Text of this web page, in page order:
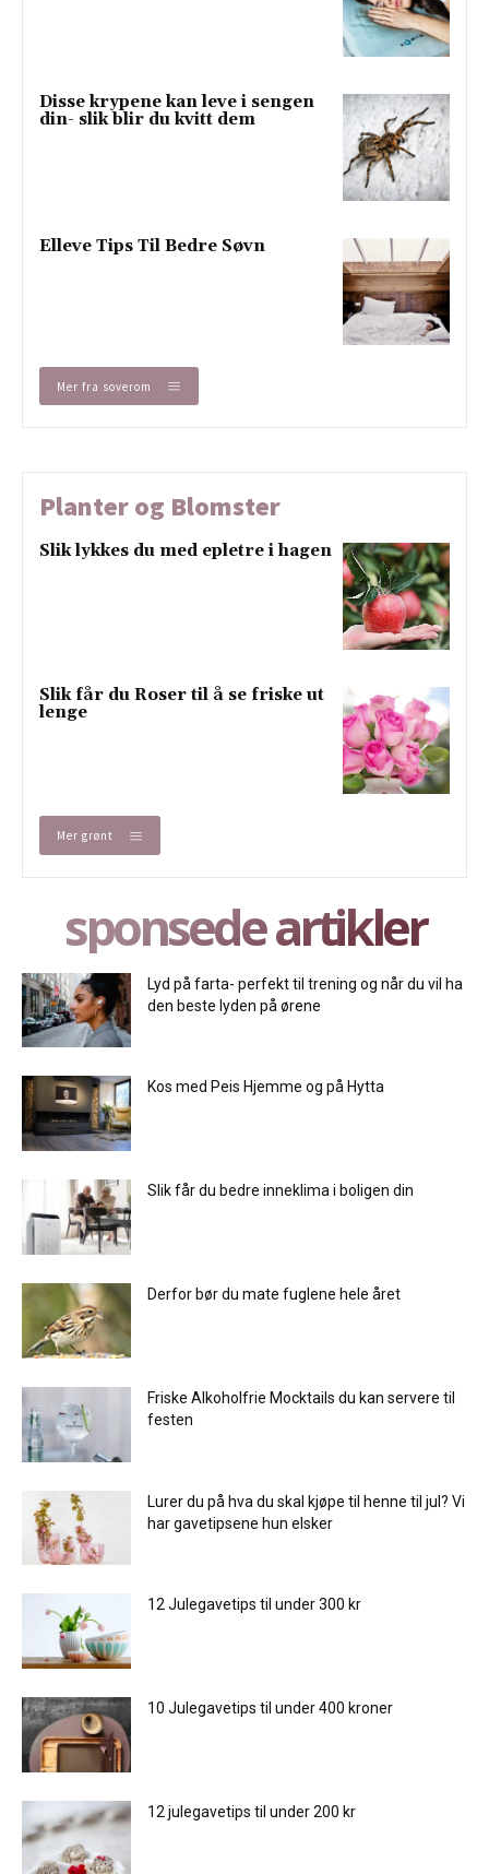
Disse krypene kan leve i sengen
din- slik blir du kvitt dem
Elleve Tips Til Bedre Søvn
Mer fra soverom
Planter og Blomster
Slik lykkes du med epletre i hagen
Slik får du Roser til å se friske ut
lenge
Mer grønt
sponsede artikler
Lyd på farta- perfekt til trening og når du vil ha
den beste lyden på ørene
Kos med Peis Hjemme og på Hytta
Slik får du bedre inneklima i boligen din
Derfor bør du mate fuglene hele året
Friske Alkoholfrie Mocktails du kan servere til
festen
Lurer du på hva du skal kjøpe til henne til jul? Vi
har gavetipsene hun elsker
12 Julegavetips til under 300 kr
10 Julegavetips til under 400 kroner
12 julegavetips til under 200 kr